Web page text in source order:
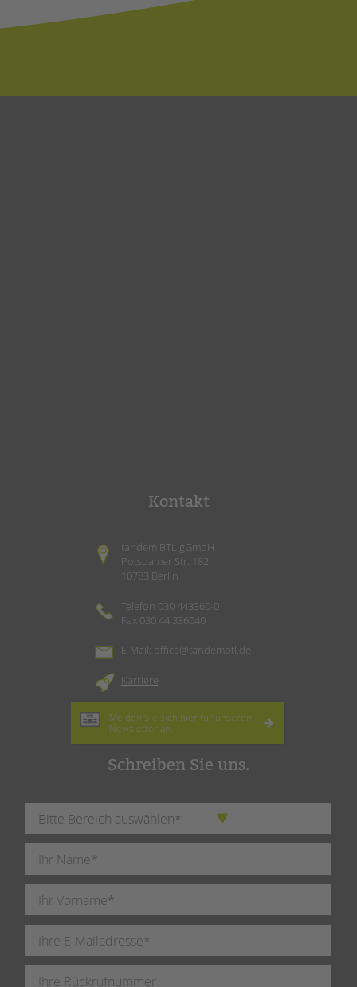
Kontakt
tandem BTL gGmbH
Potsdamer Str. 182
10783 Berlin
Telefon 030 443360-0
Fax 030 44 336040
E-Mail: office@tandembtl.de
Karriere
Melden Sie sich hier für unseren
Newsletter an.
Schreiben Sie uns.